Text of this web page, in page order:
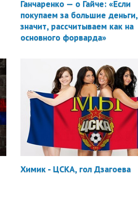
Ганчаренко — о Гайче: «Если
покупаем за большие деньги,
значит, рассчитываем как на
основного форварда»
Химик - ЦСКА, гол Дзагоева